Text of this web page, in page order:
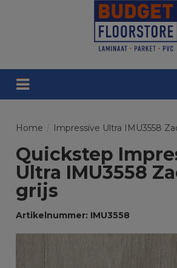
Home Impressive Ultra IMU3558
Quickstep
Ultra IMU3558
grijs
Artikelnummer: IMU3558